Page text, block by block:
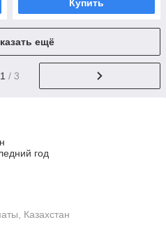
Купить
ещё
1 / 3
год
Казахстан